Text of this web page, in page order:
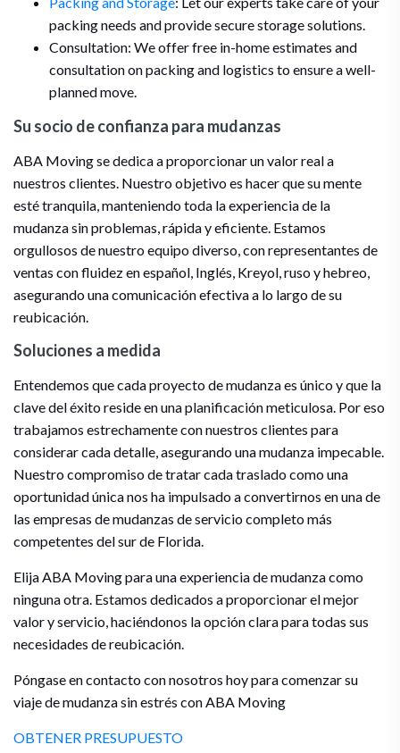
packing needs and provide secure storage solutions.
Consultation: We offer free in-home estimates and
consultation on packing and logistics to ensure a well-
planned move.
Su socio de confianza para mudanzas
ABA Moving se dedica a proporcionar un valor real a
nuestros clientes. Nuestro objetivo es hacer que su mente
esté tranquila, manteniendo toda la experiencia de la
mudanza sin problemas, rápida y eficiente. Estamos
orgullosos de nuestro equipo diverso, con representantes de
ventas con fluidez en español, Inglés, Kreyol, ruso y hebreo,
asegurando una comunicación efectiva a lo largo de su
reubicación.
Soluciones a medida
Entendemos que cada proyecto de mudanza es único y que la
clave del éxito reside en una planificación meticulosa. Por eso
trabajamos estrechamente con nuestros clientes para
considerar cada detalle, asegurando una mudanza impecable.
Nuestro compromiso de tratar cada traslado como una
oportunidad única nos ha impulsado a convertirnos en una de
las empresas de mudanzas de servicio completo más
competentes del sur de Florida.
Elija ABA Moving para una experiencia de mudanza como
ninguna otra. Estamos dedicados a proporcionar el mejor
valor y servicio, haciéndonos la opción clara para todas sus
necesidades de reubicación.
Póngase en contacto con nosotros hoy para comenzar su
viaje de mudanza sin estrés con ABA Moving
OBTENER PRESUPUESTO